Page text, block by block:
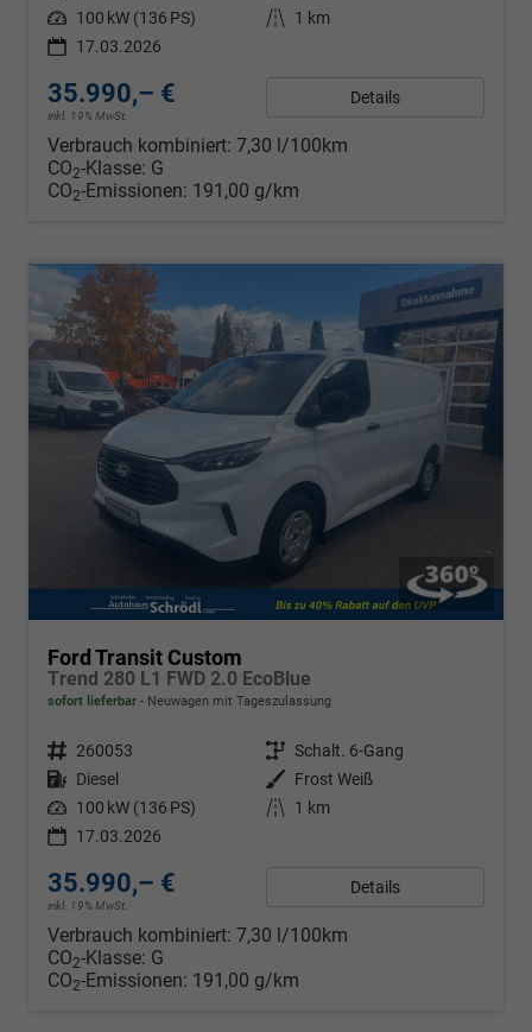
Leistung 100 kW (136 PS) Kilometerstand
1 km
17.03.2026
35.990,– €
inkl. 19% MwSt.
Details
Verbrauch kombiniert: 7,30 l/100km
CO2-Klasse: G
CO2-Emissionen: 191,00 g/km
Ford Transit Custom
Trend 280 L1 FWD 2.0 EcoBlue
sofort lieferbar Neuwagen mit Tageszulassung
Fahrzeugnr. 260053 Getriebe Schalt. 6-Gang
Kraftstoff Diesel Außenfarbe Frost Weiß
Leistung 100 kW (136 PS) Kilometerstand
1 km
17.03.2026
35.990,– €
inkl. 19% MwSt.
Details
Verbrauch kombiniert: 7,30 l/100km
CO2-Klasse: G
CO2-Emissionen: 191,00 g/km